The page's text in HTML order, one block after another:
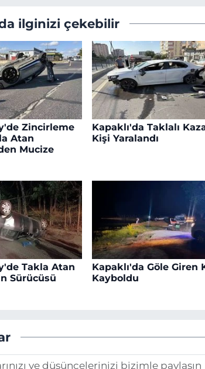
ilginizi çekebilir
Zincirleme
Atan
Mucize
Kapaklı'da Taklalı
Kişi Yaralandı
Takla Atan
Sürücüsü
Kapaklı'da Göle Giren
Kayboldu